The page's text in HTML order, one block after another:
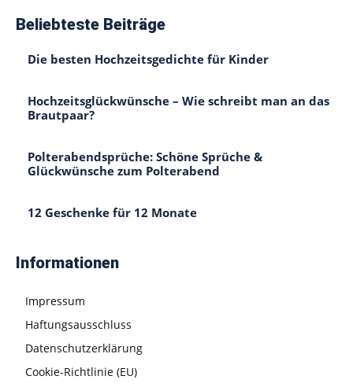
Beliebteste Beiträge
Die besten Hochzeitsgedichte für Kinder
Hochzeitsglückwünsche – Wie schreibt man an das
Brautpaar?
Polterabendsprüche: Schöne Sprüche &
Glückwünsche zum Polterabend
12 Geschenke für 12 Monate
Informationen
Impressum
Haftungsausschluss
Datenschutzerklärung
Cookie-Richtlinie (EU)